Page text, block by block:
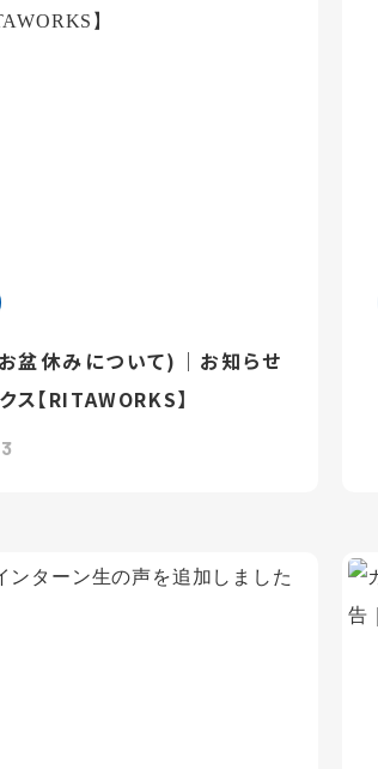
盆休みについて)｜お知らせ
ス【RITAWORKS】